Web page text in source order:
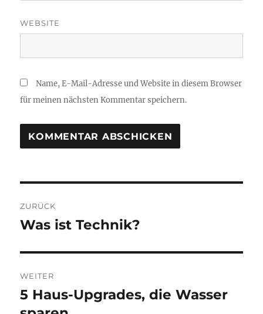
WEBSITE
Name, E-Mail-Adresse und Website in diesem Browser
für meinen nächsten Kommentar speichern.
e
t
r
ZURÜCK
V
r
h
e
Was ist Technik?
WEITER
N
ä
5 Haus-Upgrades, die Wasser